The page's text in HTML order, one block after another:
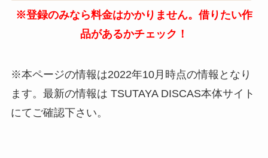
※登録のみなら料金はかかりません。借りたい作
品があるかチェック！
※本ページの情報は2022年10月時点の情報となり
ます。最新の情報は TSUTAYA DISCAS本体サイト
にてご確認下さい。